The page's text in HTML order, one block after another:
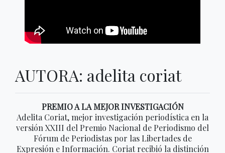
AUTORA: adelita coriat
PREMIO A LA MEJOR INVESTIGACIÓN
Adelita Coriat, mejor investigación periodística en la
versión XXIII del Premio Nacional de Periodismo del
Fórum de Periodistas por las Libertades de
Expresión e Información. Coriat recibió la distinción